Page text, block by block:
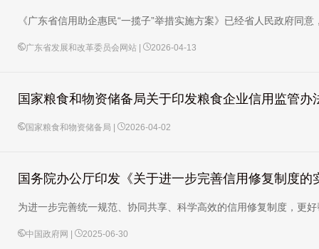
《广东省信用助企惠民“一揽子”举措实施方案》已经省人民政府同
广东省发展和改革委员会网站 | 2026-04-13
国家粮食和物资储备局关于印发粮食企业信用监管办
国家粮食和物资储备局 | 2026-04-02
国务院办公厅印发《关于进一步完善信用修复制度的
为进一步完善统一规范、协同共享、科学高效的信用修复制度，更
中国政府网 | 2025-06-30